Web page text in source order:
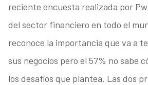
reciente encuesta realizada por
del sector financiero en todo el
reconoce la importancia que va a
sus negocios pero el 57% no sabe
los desafíos que plantea. Las dos